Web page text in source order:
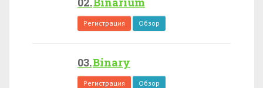
Регистрация Обзор
Binary
Регистрация Обзор